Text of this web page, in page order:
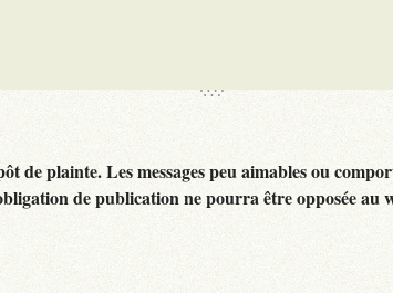
de plainte. Les messages peu aimables ou
de publication ne pourra être opposée au